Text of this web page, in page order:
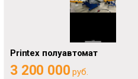
Printex полуавтомат
3 200 000 руб.